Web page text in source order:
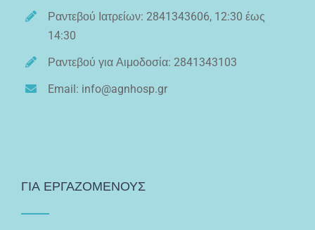
Ραντεβού Ιατρείων: 2841343606, 12:30 έως
14:30
Ραντεβού για Αιμοδοσία: 2841343103
Email: info@agnhosp.gr
ΓΙΑ ΕΡΓΑΖΟΜΕΝΟΥΣ